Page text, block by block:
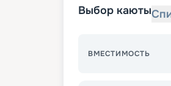
Выбор каюты
ВМЕСТИМОСТЬ